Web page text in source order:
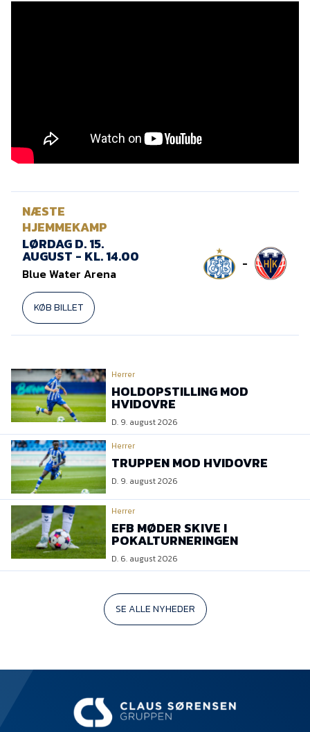
NÆSTE
HJEMMEKAMP
LØRDAG D. 15.
AUGUST - KL. 14.00
Blue Water Arena
KØB BILLET
-
Herrer
HOLDOPSTILLING MOD
HVIDOVRE
D. 9. august 2026
Herrer
TRUPPEN MOD HVIDOVRE
D. 9. august 2026
Herrer
EFB MØDER SKIVE I
POKALTURNERINGEN
D. 6. august 2026
SE ALLE NYHEDER